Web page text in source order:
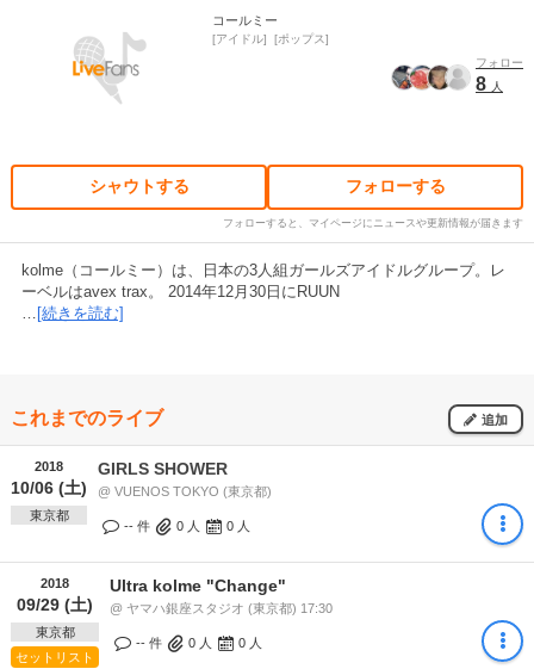
コールミー
アイドル
ポップス
フォロー
8 人
シャウトする フォローする
フォローすると、マイページにニュースや更新情報が届きます
kolme（コールミー）は、日本の3人組ガールズアイドルグループ。レ
ーベルはavex trax。 2014年12月30日にRUUN
… [続きを読む]
これまでのライブ 追加
2018
10/06 (土)
東京都
GIRLS SHOWER
@ VUENOS TOKYO (東京都)
-- 件 0 人 0 人
2018
09/29 (土)
東京都
セットリスト
Ultra kolme "Change"
@ ヤマハ銀座スタジオ (東京都) 17:30
-- 件 0 人 0 人